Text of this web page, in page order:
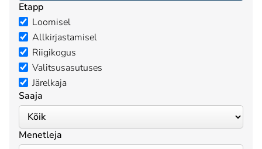
Etapp
Loomisel
Allkirjastamisel
Riigikogus
Valitsusasutuses
Järelkaja
Saaja
Menetleja